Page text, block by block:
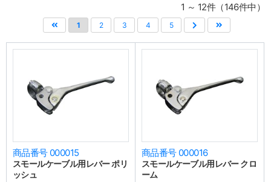
1 ～ 12件（146件中）
1 2 3 4 5
商品番号 000015
スモールケーブル用レバー ポリ
ッシュ
商品番号 000016
スモールケーブル用レバー クロ
ーム